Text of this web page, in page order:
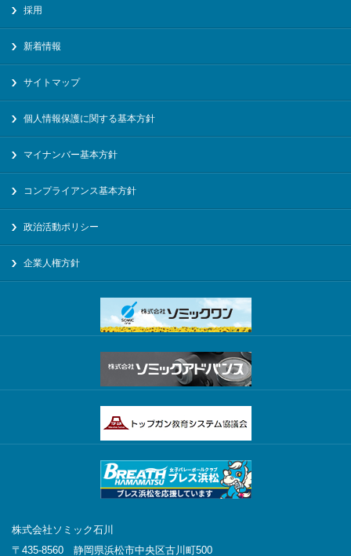
採用
新着情報
サイトマップ
個人情報保護に関する基本方針
マイナンバー基本方針
コンプライアンス基本方針
政治活動ポリシー
企業人権方針
株式会社ソミック石川
〒435-8560 静岡県浜松市中央区古川町500